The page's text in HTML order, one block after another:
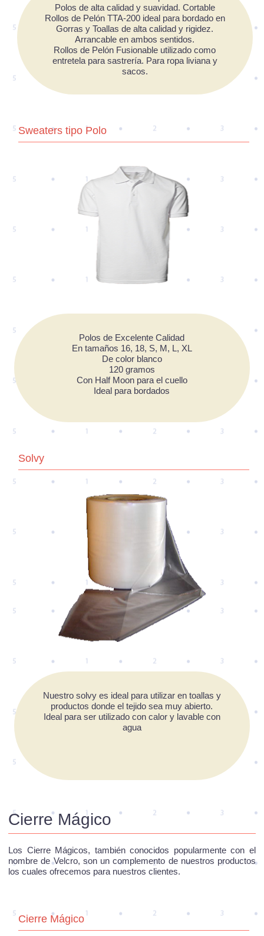
Polos de alta calidad y suavidad. Cortable
Rollos de Pelón TTA-200 ideal para bordado en
Gorras y Toallas de alta calidad y rigidez.
Arrancable en ambos sentidos.
Rollos de Pelón Fusionable utilizado como
entretela para sastrería. Para ropa liviana y
sacos.
Sweaters tipo Polo
Polos de Excelente Calidad
En tamaños 16, 18, S, M, L, XL
De color blanco
120 gramos
Con Half Moon para el cuello
Ideal para bordados
Solvy
Nuestro solvy es ideal para utilizar en toallas y
productos donde el tejido sea muy abierto.
Ideal para ser utilizado con calor y lavable con
agua
Cierre Mágico
Los Cierre Mágicos, también conocidos popularmente con el
nombre de Velcro, son un complemento de nuestros productos
los cuales ofrecemos para nuestros clientes.
Cierre Mágico